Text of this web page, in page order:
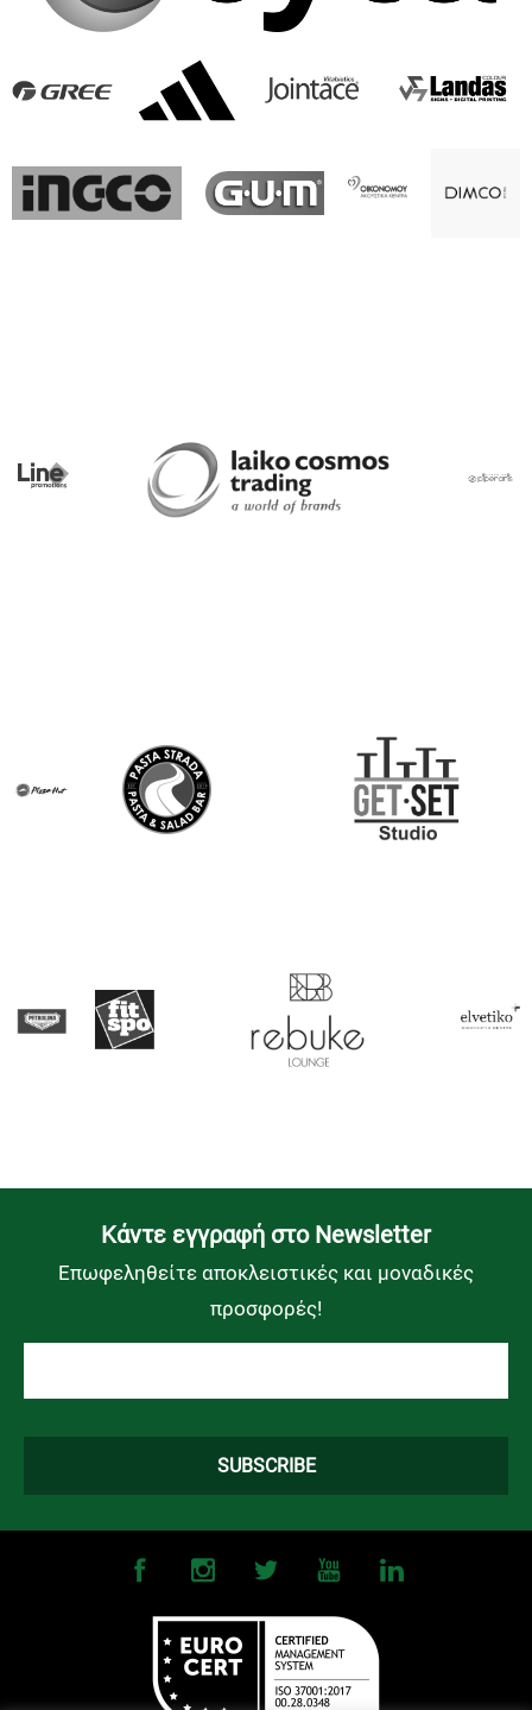
Kάντε εγγραφή στο Newsletter
Επωφεληθείτε αποκλειστικές και μοναδικές
προσφορές!